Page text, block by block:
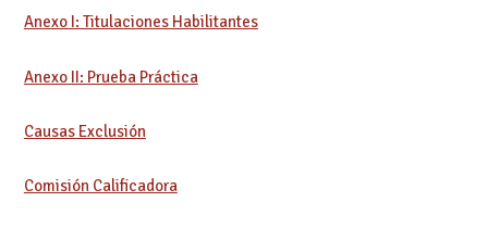
Anexo I: Titulaciones Habilitantes
Anexo II: Prueba Práctica
Causas Exclusión
Comisión Calificadora